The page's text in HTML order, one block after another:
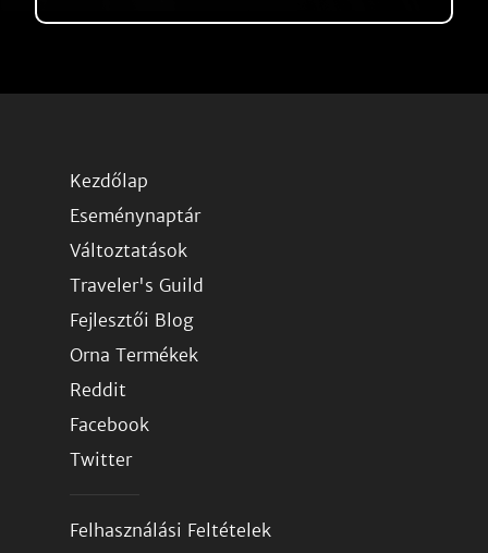
Kezdőlap
Eseménynaptár
Változtatások
Traveler's Guild
Fejlesztői Blog
Orna Termékek
Reddit
Facebook
Twitter
Felhasználási Feltételek